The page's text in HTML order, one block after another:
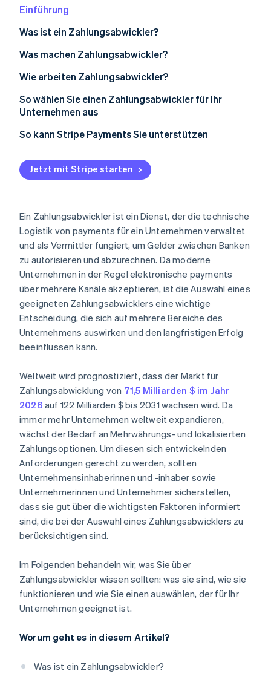
Start-up-Gründung
Climate
Stripe-Sessions 2026
Partner
Einführung
Was ist ein Zahlungsabwickler?
Was machen Zahlungsabwickler?
Wie arbeiten Zahlungsabwickler?
So wählen Sie einen Zahlungsabwickler für Ihr
Unternehmen aus
So kann Stripe Payments Sie unterstützen
Jetzt mit Stripe starten
Ein Zahlungsabwickler ist ein Dienst, der die technische
Logistik von payments für ein Unternehmen verwaltet
und als Vermittler fungiert, um Gelder zwischen Banken
zu autorisieren und abzurechnen. Da moderne
Unternehmen in der Regel elektronische payments
über mehrere Kanäle akzeptieren, ist die Auswahl eines
geeigneten Zahlungsabwicklers eine wichtige
Entscheidung, die sich auf mehrere Bereiche des
Unternehmens auswirken und den langfristigen Erfolg
beeinflussen kann.
Weltweit wird prognostiziert, dass der Markt für
Zahlungsabwicklung von 71,5 Milliarden $ im Jahr
2026 auf 122 Milliarden $ bis 2031 wachsen wird. Da
immer mehr Unternehmen weltweit expandieren,
wächst der Bedarf an Mehrwährungs- und lokalisierten
Zahlungsoptionen. Um diesen sich entwickelnden
Anforderungen gerecht zu werden, sollten
Unternehmensinhaberinnen und -inhaber sowie
Unternehmerinnen und Unternehmer sicherstellen,
dass sie gut über die wichtigsten Faktoren informiert
sind, die bei der Auswahl eines Zahlungsabwicklers zu
berücksichtigen sind.
Im Folgenden behandeln wir, was Sie über
Zahlungsabwickler wissen sollten: was sie sind, wie sie
funktionieren und wie Sie einen auswählen, der für Ihr
Unternehmen geeignet ist.
Worum geht es in diesem Artikel?
Was ist ein Zahlungsabwickler?